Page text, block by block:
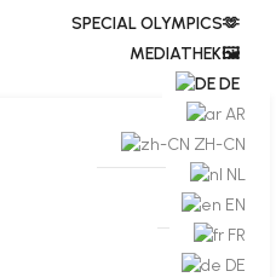
​​SPECIAL OLYMPICS🫶
MEDIATHEK🖼️​
DE
AR
ZH-CN
NL
EN
FR
DE